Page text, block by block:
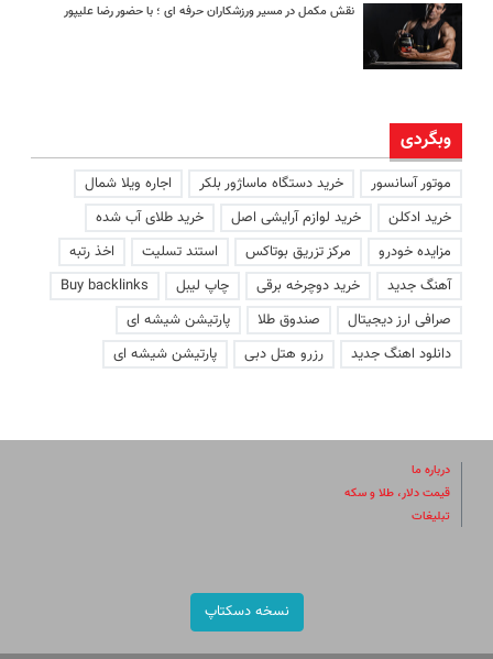
نقش مکمل در مسیر ورزشکاران حرفه ای ؛ با حضور رضا علیپور
وبگردی
موتور آسانسور خرید دستگاه ماساژور بلکر
اجاره ویلا شمال
خرید ادکلن
خرید لوازم آرایشی اصل
خرید طلای آب شده
مزایده خودرو
مرکز تزریق بوتاکس استند تسلیت
اخذ رتبه
آهنگ جدید
خرید دوچرخه برقی چاپ لیبل
Buy backlinks
صرافی ارز دیجیتال
صندوق طلا
پارتیشن شیشه ای
دانلود اهنگ جدید
رزرو هتل دبی پارتیشن شیشه ای
درباره ما
قیمت دلار، طلا و سکه
تبلیغات
نسخه دسکتاپ